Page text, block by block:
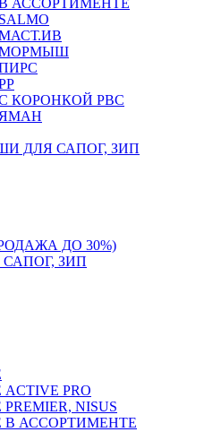
АССОРТИМЕНТЕ
КОРОНКОЙ РВС
ДЛЯ САПОГ, ЗИП
ДО 30%)
ЗИП
PRO
NISUS
АССОРТИМЕНТЕ